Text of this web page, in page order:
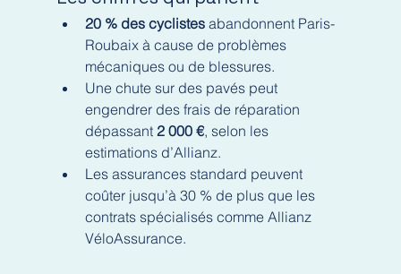
20 % des cyclistes abandonnent Paris-
Roubaix à cause de problèmes
mécaniques ou de blessures.
Une chute sur des pavés peut
engendrer des frais de réparation
dépassant 2 000 €, selon les
estimations d’Allianz.
Les assurances standard peuvent
coûter jusqu’à 30 % de plus que les
contrats spécialisés comme Allianz
VéloAssurance.